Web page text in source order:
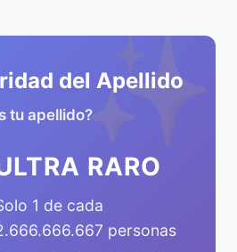
✨
del Apellido
tu apellido?
RARO
1 de cada
personas